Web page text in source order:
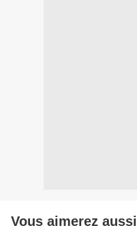
Vous aimerez aussi